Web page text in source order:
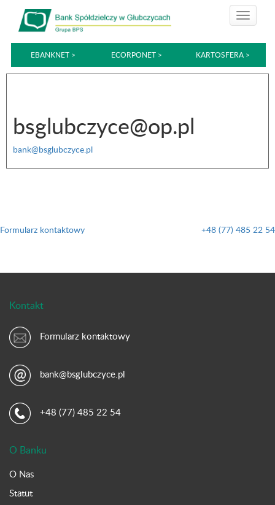
KARTOSFERA >
ECORPONET >
EBANKNET >
bsglubczyce@op.pl
bank@bsglubczyce.pl
wpisu
Formularz kontaktowy +48 (77) 485 22 54
Kontakt
Formularz kontaktowy
bank@bsglubczyce.pl
+48 (77) 485 22 54
O Banku
O Nas
Statut